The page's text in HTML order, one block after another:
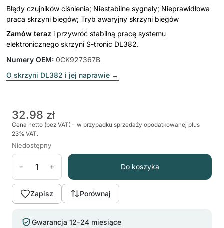
Błędy czujników ciśnienia; Niestabilne sygnały; Nieprawidłowa
praca skrzyni biegów; Tryb awaryjny skrzyni biegów
Zamów teraz і przywróć stabilną pracę systemu
elektronicznego skrzyni S-tronic DL382.
Numery OEM: 0CK927367B
O skrzyni DL382 i jej naprawie →
32.98 zł
Cena netto (bez VAT) – w przypadku sprzedaży opodatkowanej plus
23% VAT.
Niedostępny
− + Do koszyka
Zapisz Porównaj
Gwarancja 12–24 miesiące